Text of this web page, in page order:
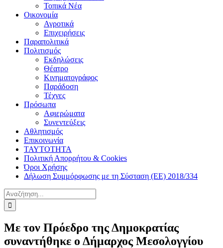
Τοπικά Νέα
Οικονομία
Αγροτικά
Επιχειρήσεις
Παραπολιτικά
Πολιτισμός
Εκδηλώσεις
Θέατρο
Κινηματογράφος
Παράδοση
Τέχνες
Πρόσωπα
Αφιερώματα
Συνεντεύξεις
Αθλητισμός
Επικοινωνία
ΤΑΥΤΟΤΗΤΑ
Πολιτική Απορρήτου & Cookies
Όροι Χρήσης
Δήλωση Συμμόρφωσης με τη Σύσταση (ΕΕ) 2018/334
Αναζήτηση
για:
Με τον Πρόεδρο της Δημοκρατίας
συναντήθηκε ο Δήμαρχος Μεσολογγίου